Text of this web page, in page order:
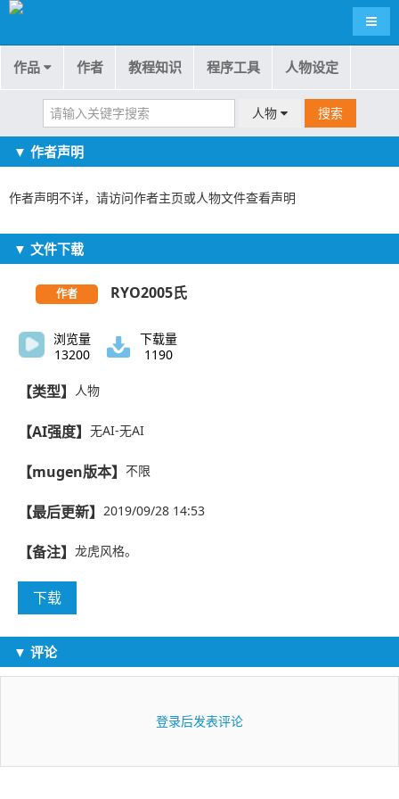
导航
作品 作者 教程知识 程序工具 人物设定
人物 搜索
▼ 作者声明
作者声明不详，请访问作者主页或人物文件查看声明
▼ 文件下载
作者 RYO2005氏
浏览量
13200
下载量
1190
【类型】 人物
【AI强度】 无AI-无AI
【mugen版本】 不限
【最后更新】 2019/09/28 14:53
【备注】 龙虎风格。
下载
▼ 评论
登录后发表评论